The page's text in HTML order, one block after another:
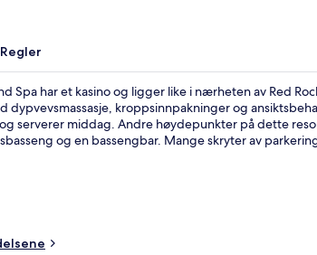
Regler
Spa har et kasino og ligger like i nærheten av Red
dypvevsmassasje, kroppsinnpakninger og
serverer middag. Andre høydepunkter på dette
og en bassengbar. Mange skryter av